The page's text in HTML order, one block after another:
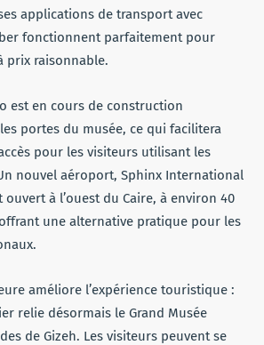
applications de transport avec
fonctionnent parfaitement pour
prix raisonnable.
est en cours de construction
portes du musée, ce qui facilitera
pour les visiteurs utilisant les
nouvel aéroport, Sphinx International
à l’ouest du Caire, à environ 40
une alternative pratique pour les
améliore l’expérience touristique :
relie désormais le Grand Musée
de Gizeh. Les visiteurs peuvent se